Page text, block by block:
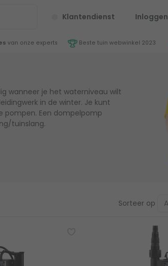
Klantendienst Inloggen
van onze experts Beste tuin webwinkel 2023
wanneer je het waterniveau wilt
in de winter. Je kunt
pompen. Een dompelpomp
tuinslang.
Sorteer op